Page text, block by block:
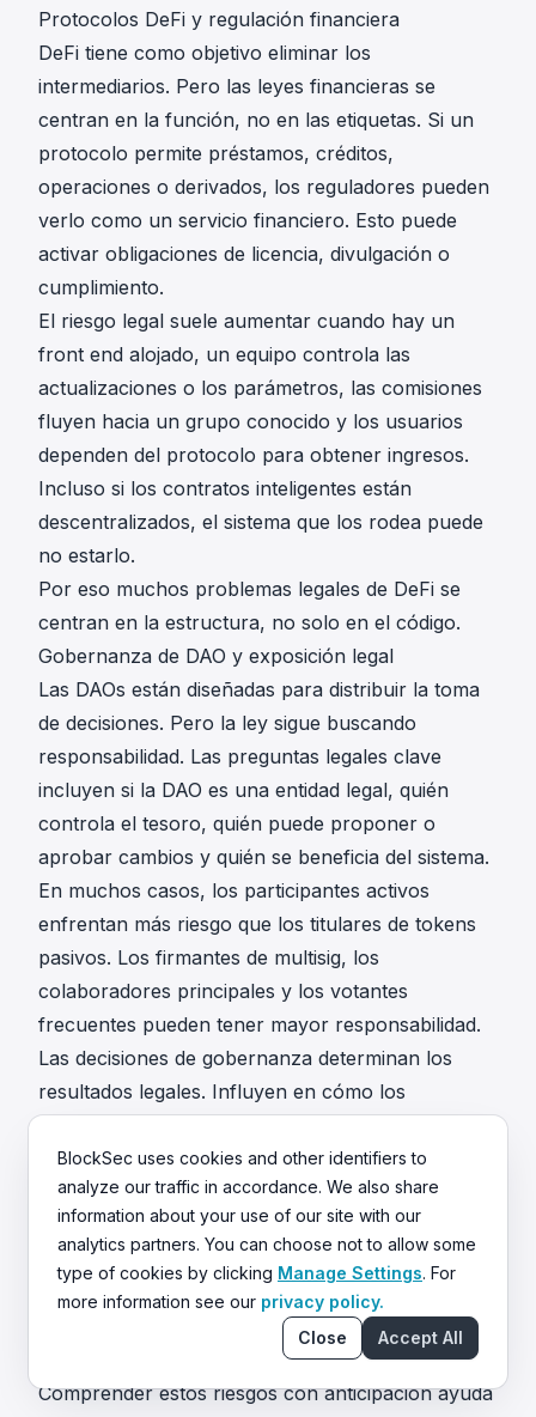
Protocolos DeFi y regulación financiera
DeFi tiene como objetivo eliminar los
intermediarios. Pero las leyes financieras se
centran en la función, no en las etiquetas. Si un
protocolo permite préstamos, créditos,
operaciones o derivados, los reguladores pueden
verlo como un servicio financiero. Esto puede
activar obligaciones de licencia, divulgación o
cumplimiento.
El riesgo legal suele aumentar cuando hay un
front end alojado, un equipo controla las
actualizaciones o los parámetros, las comisiones
fluyen hacia un grupo conocido y los usuarios
dependen del protocolo para obtener ingresos.
Incluso si los contratos inteligentes están
descentralizados, el sistema que los rodea puede
no estarlo.
Por eso muchos problemas legales de DeFi se
centran en la estructura, no solo en el código.
Gobernanza de DAO y exposición legal
Las DAOs están diseñadas para distribuir la toma
de decisiones. Pero la ley sigue buscando
responsabilidad. Las preguntas legales clave
incluyen si la DAO es una entidad legal, quién
controla el tesoro, quién puede proponer o
aprobar cambios y quién se beneficia del sistema.
En muchos casos, los participantes activos
enfrentan más riesgo que los titulares de tokens
pasivos. Los firmantes de multisig, los
colaboradores principales y los votantes
frecuentes pueden tener mayor responsabilidad.
Las decisiones de gobernanza determinan los
resultados legales. Influyen en cómo los
cosas salen mal.
La conclusión principal
Los tokens, DeFi y las DAOs concentran el riesgo
legal porque combinan valor, control y usuarios.
La mayoría de las acciones de aplicación no
Comienzan con la realidad económica.
Comprender estos riesgos con anticipación ayuda
BlockSec uses cookies and other identifiers to
analyze our traffic in accordance. We also share
information about your use of our site with our
analytics partners. You can choose not to allow some
type of cookies by clicking Manage Settings. For
more information see our privacy policy.
Close
Accept All